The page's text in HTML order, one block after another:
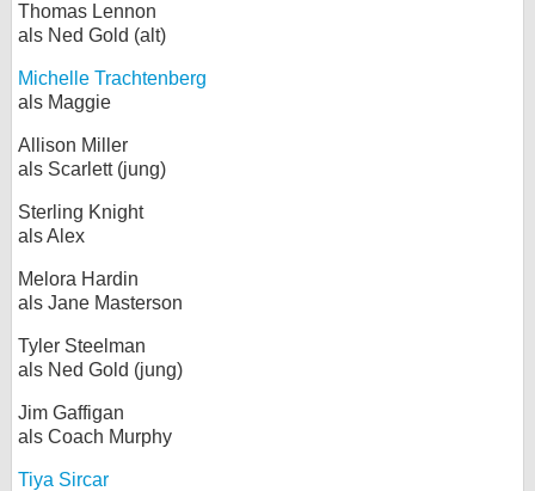
Thomas Lennon
als Ned Gold (alt)
Michelle Trachtenberg
als Maggie
Allison Miller
als Scarlett (jung)
Sterling Knight
als Alex
Melora Hardin
als Jane Masterson
Tyler Steelman
als Ned Gold (jung)
Jim Gaffigan
als Coach Murphy
Tiya Sircar